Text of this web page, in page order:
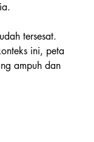
tersesat.
ini, peta
ampuh dan